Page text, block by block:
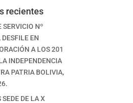
recientes
SERVICIO Nº
EN
A LOS 201
INDEPENDENCIA
PATRIA BOLIVIA,
SEDE DE LA X